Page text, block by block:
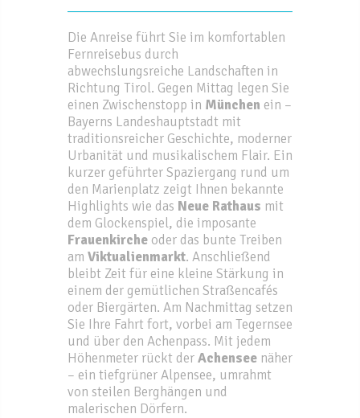
Die Anreise führt Sie im komfortablen
Fernreisebus durch
abwechslungsreiche Landschaften in
Richtung Tirol. Gegen Mittag legen Sie
einen Zwischenstopp in München ein –
Bayerns Landeshauptstadt mit
traditionsreicher Geschichte, moderner
Urbanität und musikalischem Flair. Ein
kurzer geführter Spaziergang rund um
den Marienplatz zeigt Ihnen bekannte
Highlights wie das Neue Rathaus mit
dem Glockenspiel, die imposante
Frauenkirche oder das bunte Treiben
am Viktualienmarkt. Anschließend
bleibt Zeit für eine kleine Stärkung in
einem der gemütlichen Straßencafés
oder Biergärten. Am Nachmittag setzen
Sie Ihre Fahrt fort, vorbei am Tegernsee
und über den Achenpass. Mit jedem
Höhenmeter rückt derAchensee näher
– ein tiefgrüner Alpensee, umrahmt
von steilen Berghängen und
malerischen Dörfern.